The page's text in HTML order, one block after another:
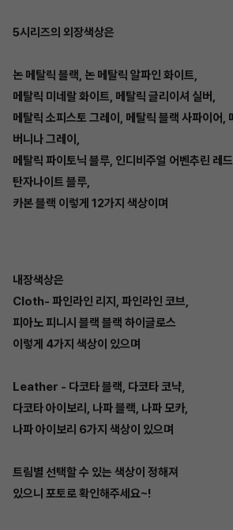
5시리즈의 외장색상은
논 메탈릭 블랙, 논 메탈릭 알파인 화이트,
메탈릭 미네랄 화이트, 메탈릭 글리이셔 실버,
메탈릭 소피스토 그레이, 메탈릭 블랙 사파이어,
버니나 그레이,
메탈릭 파이토닉 블루, 인디비주얼 어벤추린 레
탄자나이트 블루,
카본 블랙 이렇게 12가지 색상이며
내장색상은
Cloth- 파인라인 리지, 파인라인 코브,
피아노 피니시 블랙 블랙 하이글로스
이렇게 4가지 색상이 있으며
Leather - 다코타 블랙, 다코타 코냑,
다코타 아이보리, 나파 블랙, 나파 모카,
나파 아이보리 6가지 색상이 있으며
트림별 선택할 수 있는 색상이 정해져
있으니 포토로 확인해주세요~!